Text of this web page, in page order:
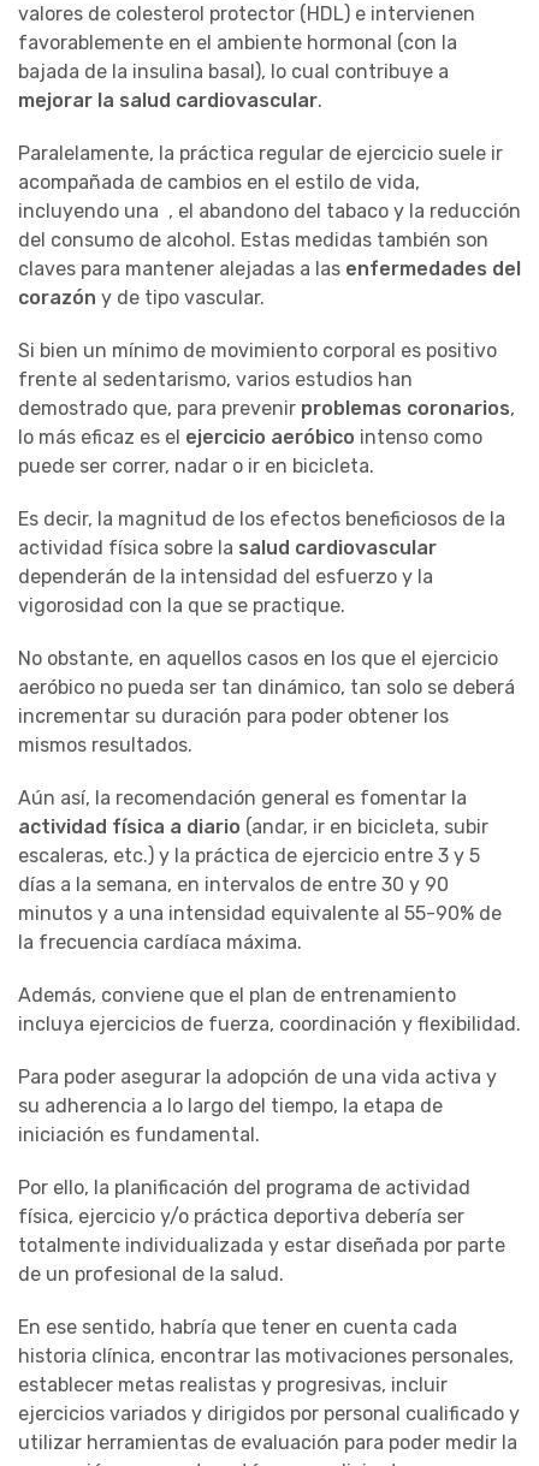
valores de colesterol protector (HDL) e intervienen
favorablemente en el ambiente hormonal (con la
bajada de la insulina basal), lo cual contribuye a
mejorar la salud cardiovascular.
Paralelamente, la práctica regular de ejercicio suele ir
acompañada de cambios en el estilo de vida,
incluyendo una , el abandono del tabaco y la reducción
del consumo de alcohol. Estas medidas también son
claves para mantener alejadas a las enfermedades del
corazón y de tipo vascular.
Si bien un mínimo de movimiento corporal es positivo
frente al sedentarismo, varios estudios han
demostrado que, para prevenir problemas coronarios,
lo más eficaz es el ejercicio aeróbico intenso como
puede ser correr, nadar o ir en bicicleta.
Es decir, la magnitud de los efectos beneficiosos de la
actividad física sobre la salud cardiovascular
dependerán de la intensidad del esfuerzo y la
vigorosidad con la que se practique.
No obstante, en aquellos casos en los que el ejercicio
aeróbico no pueda ser tan dinámico, tan solo se deberá
incrementar su duración para poder obtener los
mismos resultados.
Aún así, la recomendación general es fomentar la
actividad física a diario (andar, ir en bicicleta, subir
escaleras, etc.) y la práctica de ejercicio entre 3 y 5
días a la semana, en intervalos de entre 30 y 90
minutos y a una intensidad equivalente al 55-90% de
la frecuencia cardíaca máxima.
Además, conviene que el plan de entrenamiento
incluya ejercicios de fuerza, coordinación y flexibilidad.
Para poder asegurar la adopción de una vida activa y
su adherencia a lo largo del tiempo, la etapa de
iniciación es fundamental.
Por ello, la planificación del programa de actividad
física, ejercicio y/o práctica deportiva debería ser
totalmente individualizada y estar diseñada por parte
de un profesional de la salud.
En ese sentido, habría que tener en cuenta cada
historia clínica, encontrar las motivaciones personales,
establecer metas realistas y progresivas, incluir
ejercicios variados y dirigidos por personal cualificado y
utilizar herramientas de evaluación para poder medir la